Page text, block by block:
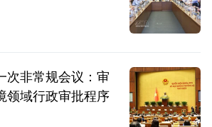
次非常规会议：审
领域行政审批程序